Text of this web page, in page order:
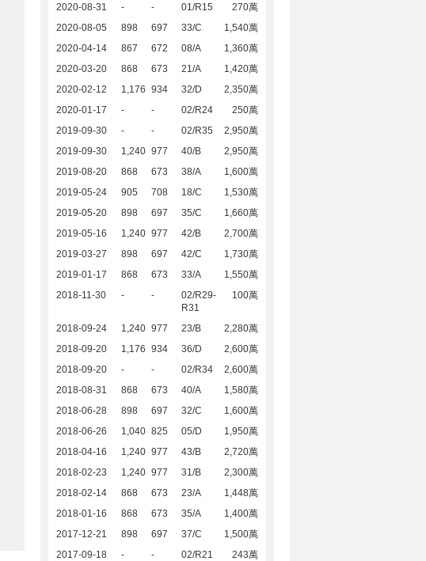
2020-08-31
- - 01/R15
270萬
2020-08-05
898 697 33/C
1,540萬
2020-04-14
867 672 08/A
1,360萬
2020-03-20
868 673 21/A
1,420萬
2020-02-12
1,176 934 32/D
2,350萬
2020-01-17
- - 02/R24
250萬
2019-09-30
- - 02/R35
2,950萬
2019-09-30
1,240 977 40/B
2,950萬
2019-08-20
868 673 38/A
1,600萬
2019-05-24
905 708 18/C
1,530萬
2019-05-20
898 697 35/C
1,660萬
2019-05-16
1,240 977 42/B
2,700萬
2019-03-27
898 697 42/C
1,730萬
2019-01-17
868 673 33/A
1,550萬
2018-11-30
- -
02/R29-
R31
100萬
2018-09-24 1,240 977 23/B
2,280萬
2018-09-20
1,176 934 36/D
2,600萬
2018-09-20
- - 02/R34
2,600萬
2018-08-31
868 673 40/A
1,580萬
2018-06-28
898 697 32/C
1,600萬
2018-06-26
1,040 825 05/D
1,950萬
2018-04-16
1,240 977 43/B
2,720萬
2018-02-23
1,240 977 31/B
2,300萬
2018-02-14
868 673 23/A
1,448萬
2018-01-16
868 673 35/A
1,400萬
2017-12-21
898 697 37/C
1,500萬
2017-09-18
- - 02/R21
243萬